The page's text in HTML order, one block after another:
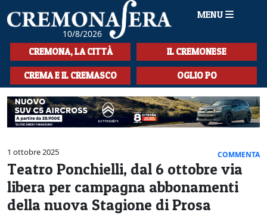
10/8/2026
MENU
HOME
CRONACA
SPORT
LA MUSICA
CULTURA
LA STORIA
SPETTACOLI
CREMONA, LA CITTÀ IL CREMONESE
CREMA E IL CREMASCO OGLIO PO
1 ottobre 2025 COMMENTA
Teatro Ponchielli, dal 6 ottobre via
libera per campagna abbonamenti
della nuova Stagione di Prosa